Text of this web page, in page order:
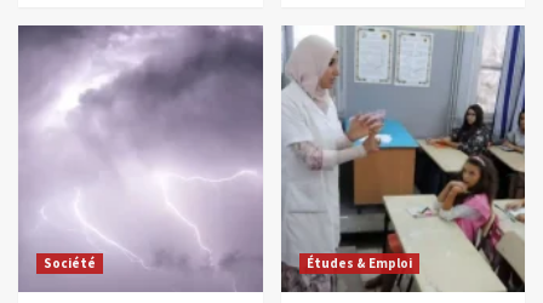
Société Études & Emploi